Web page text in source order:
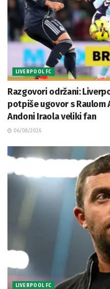
LIVERPOOL FC
Razgovori održani:
potpiše ugovor s Raulom
Andoni Iraola veliki fan
06/08/2026
LIVERPOOL FC